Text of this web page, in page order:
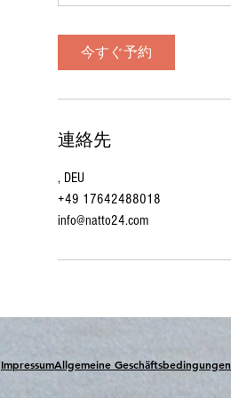
今すぐ予約
連絡先
, DEU
+49 17642488018
info@natto24.com
ImpressumAllgemeine Geschäftsbedingungen